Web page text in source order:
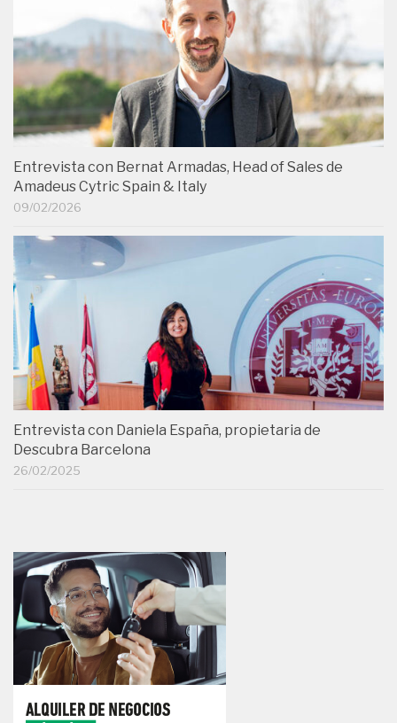
Entrevista con Bernat Armadas, Head of Sales de
Amadeus Cytric Spain & Italy
09/02/2026
Entrevista con Daniela España, propietaria de
Descubra Barcelona
26/02/2025